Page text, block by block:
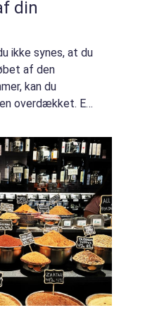
din
ikke synes, at du
af den
kan du
overdækket. En
brugbar. Det er